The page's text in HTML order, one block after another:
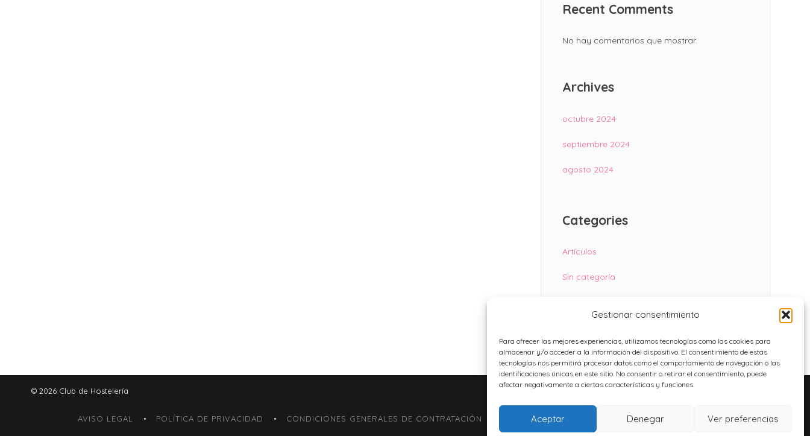
Gestionar consentimiento
Para ofrecer las mejores experiencias, utilizamos tecnologías como las cookies para
almacenar y/o acceder a la información del dispositivo. El consentimiento de estas
tecnologías nos permitirá procesar datos como el comportamiento de navegación o las
identificaciones únicas en este sitio. No consentir o retirar el consentimiento, puede
afectar negativamente a ciertas características y funciones.
Aceptar Denegar Ver preferencias
Recent Comments
No hay comentarios que mostrar.
Archives
octubre 2024
septiembre 2024
agosto 2024
Categories
Artículos
Sin categoría
© 2026 Club de Hostelería
AVISO LEGAL POLÍTICA DE PRIVACIDAD CONDICIONES GENERALES DE CONTRATACIÓN FORMULARIOS DE RECLAMACIONES Y DESISTIMIENTO